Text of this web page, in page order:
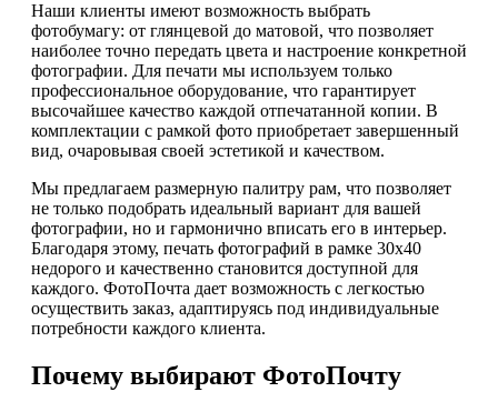
Наши клиенты имеют возможность выбрать
фотобумагу: от глянцевой до матовой, что позволяет
наиболее точно передать цвета и настроение конкретной
фотографии. Для печати мы используем только
профессиональное оборудование, что гарантирует
высочайшее качество каждой отпечатанной копии. В
комплектации с рамкой фото приобретает завершенный
вид, очаровывая своей эстетикой и качеством.
Мы предлагаем размерную палитру рам, что позволяет
не только подобрать идеальный вариант для вашей
фотографии, но и гармонично вписать его в интерьер.
Благодаря этому, печать фотографий в рамке 30х40
недорого и качественно становится доступной для
каждого. ФотоПочта дает возможность с легкостью
осуществить заказ, адаптируясь под индивидуальные
потребности каждого клиента.
Почему выбирают ФотоПочту